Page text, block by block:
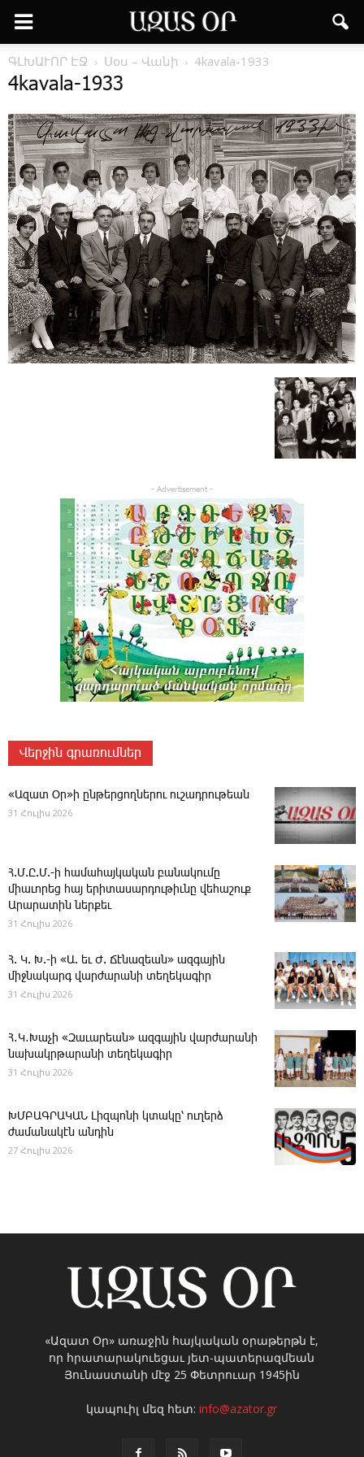
ԳԼԽԱՒՈՐ ԷՋ ­Սօս – ­Վա­նի 4kavala-1933
4kavala-1933
- Advertisement -
Վերջին գրառումներ
«Ազատ Օր»ի ընթերցողներու ուշադրութեան
31 Հուլիս 2026
Հ.Մ.Ը.Մ.-ի համահայկական բանակումը
միաւորեց հայ երիտասարդութիւնը վեհաշուք
Արարատին ներքեւ
31 Հուլիս 2026
Հ. Կ. Խ.-ի «Ա. եւ Ժ. ­Ճէնազեան» ազգային
միջնակարգ վարժարանի տեղեկագիր
31 Հուլիս 2026
Հ․Կ․Խաչի «Զաւարեան» ազգային վարժարանի
նախակրթարանի տեղեկագիր
31 Հուլիս 2026
ԽՄԲԱԳՐԱԿԱՆ ­Լիզպոնի կտակը՝ ուղերձ
ժամանակէն անդին
27 Հուլիս 2026
«Ազատ Օր» առաջին հայկական օրաթերթն է,
որ հրատարակուեցաւ յետ-պատերազմեան
Յունաստանի մէջ 25 Փետրուար 1945ին
կապուիլ մեզ հետ:info@azator.gr